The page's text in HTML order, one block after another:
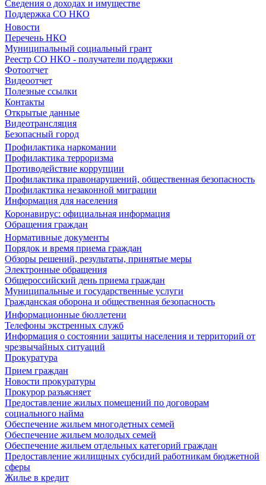
Сведения о доходах и имуществе
Поддержка СО НКО
Новости
Перечень НКО
Муниципальный социальный грант
Реестр СО НКО - получатели поддержки
Фотоотчет
Видеоотчет
Полезные ссылки
Контакты
Открытые данные
Видеотрансляция
Безопасный город
Профилактика наркомании
Профилактика терроризма
Противодействие коррупции
Профилактика правонарушений, общественная безопасность
Профилактика незаконной миграции
Информация для населения
Коронавирус: официальная информация
Обращения граждан
Нормативные документы
Порядок и время приема граждан
Обзоры решений, результаты, принятые меры
Электронные обращения
Общероссийский день приема граждан
Муниципальные и государственные услуги
Гражданская оборона и общественная безопасность
Информационные бюллетени
Телефоны экстренных служб
Информация о состоянии защиты населения и территорий от
чрезвычайных ситуаций
Прокуратура
Прием граждан
Новости прокуратуры
Прокурор разъясняет
Предоставление жилых помещений по договорам
социального найма
Обеспечение жильем многодетных семей
Обеспечение жильем молодых семей
Обеспечение жильем отдельных категорий граждан
Предоставление жилищных субсидий работникам бюджетной
сферы
Жилье в кредит